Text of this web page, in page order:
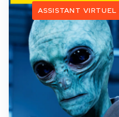
ASSISTANT